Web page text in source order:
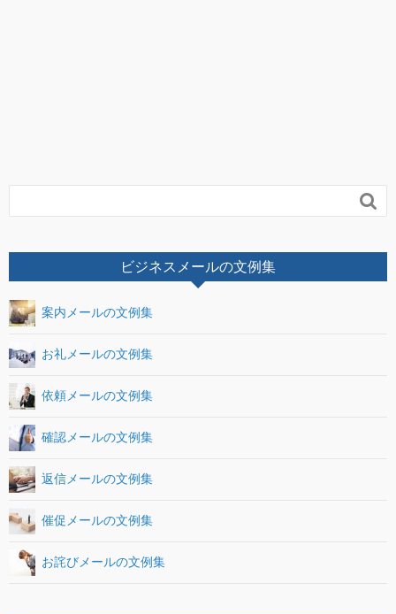

ビジネスメールの文例集
案内メールの文例集
お礼メールの文例集
依頼メールの文例集
確認メールの文例集
返信メールの文例集
催促メールの文例集
お詫びメールの文例集